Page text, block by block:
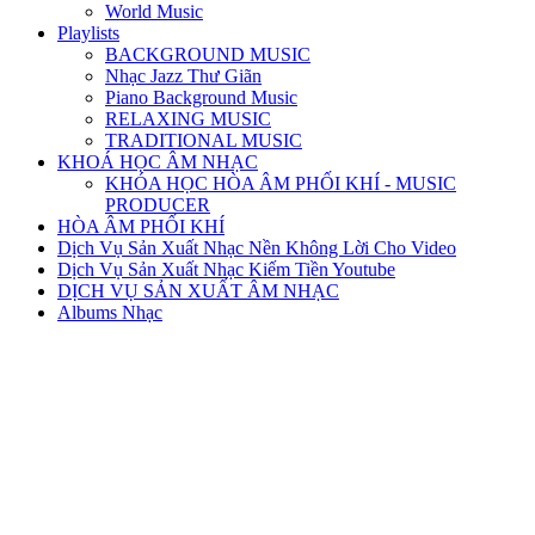
World Music
Playlists
BACKGROUND MUSIC
Nhạc Jazz Thư Giãn
Piano Background Music
RELAXING MUSIC
TRADITIONAL MUSIC
KHOÁ HỌC ÂM NHẠC
KHÓA HỌC HÒA ÂM PHỐI KHÍ - MUSIC
PRODUCER
HÒA ÂM PHỐI KHÍ
Dịch Vụ Sản Xuất Nhạc Nền Không Lời Cho Video
Dịch Vụ Sản Xuất Nhạc Kiếm Tiền Youtube
DỊCH VỤ SẢN XUẤT ÂM NHẠC
Albums Nhạc